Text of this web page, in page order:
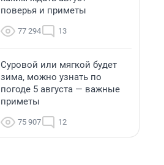
поверья и приметы
77 294 13
Суровой или мягкой будет
зима, можно узнать по
погоде 5 августа — важные
приметы
75 907 12